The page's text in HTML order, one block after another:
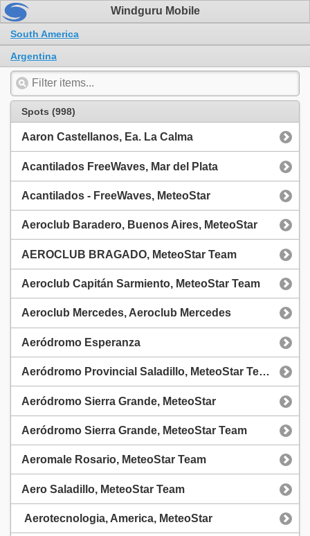
Windguru Mobile
South America
Argentina
Spots (998)
Aaron Castellanos, Ea. La Calma
Acantilados FreeWaves, Mar del Plata
Acantilados - FreeWaves, MeteoStar
Aeroclub Baradero, Buenos Aires, MeteoStar
AEROCLUB BRAGADO, MeteoStar Team
Aeroclub Capitán Sarmiento, MeteoStar Team
Aeroclub Mercedes, Aeroclub Mercedes
Aeródromo Esperanza
Aeródromo Provincial Saladillo, MeteoStar Team
Aeródromo Sierra Grande, MeteoStar
Aeródromo Sierra Grande, MeteoStar Team
Aeromale Rosario, MeteoStar Team
Aero Saladillo, MeteoStar Team
Aerotecnologia, America, MeteoStar